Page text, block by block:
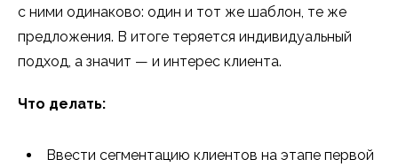
с ними одинаково: один и тот же шаблон, те же
предложения. В итоге теряется индивидуальный
подход, а значит — и интерес клиента.
Что делать:
Ввести сегментацию клиентов на этапе первой